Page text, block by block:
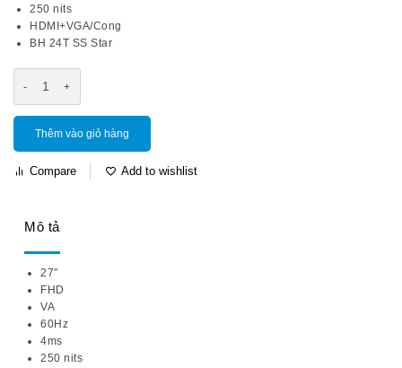
250 nits
HDMI+VGA/Cong
BH 24T SS Star
Thêm vào giỏ hàng
Compare Add to wishlist
Mô tả
27″
FHD
VA
60Hz
4ms
250 nits